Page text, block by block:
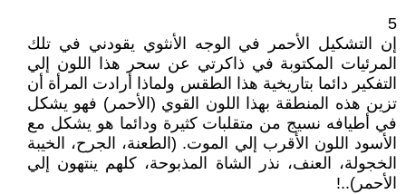
5
إن التشكيل الأحمر في الوجه الأنثوي يقودني في تلك
المرئيات المكتوبة في ذاكرتي عن سحر هذا اللون إلي
التفكير دائما بتاريخية هذا الطقس ولماذا أرادت المرأة أن
تزين هذه المنطقة بهذا اللون القوي (الأحمر) فهو يشكل
في أطيافه نسيج من متقلبات كثيرة ودائما هو يشكل مع
الأسود اللون الأقرب إلي الموت. (الطعنة، الجرح، الخيبة
الخجولة، العنف، نذر الشاة المذبوحة، كلهم ينتهون إلي
الأحمر)..!